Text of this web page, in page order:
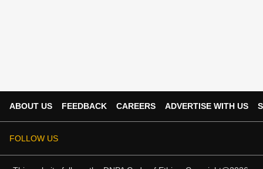
ABOUT US FEEDBACK CAREERS ADVERTISE WITH US
FOLLOW US